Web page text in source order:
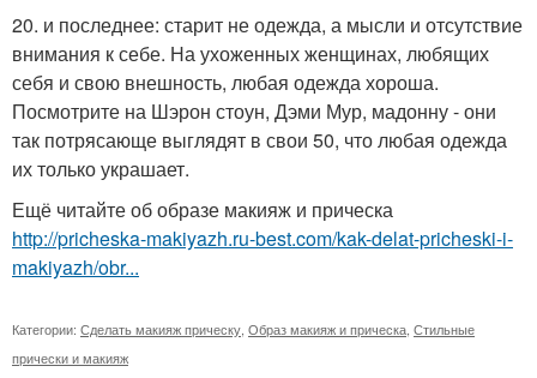
20. и последнее: старит не одежда, а мысли и отсутствие
внимания к себе. На ухоженных женщинах, любящих
себя и свою внешность, любая одежда хороша.
Посмотрите на Шэрон стоун, Дэми Мур, мадонну - они
так потрясающе выглядят в свои 50, что любая одежда
их только украшает.
Ещё читайте об образе макияж и прическа
http://pricheska-makiyazh.ru-best.com/kak-delat-pricheski-i-
makiyazh/obr...
Категории: Сделать макияж прическу, Образ макияж и прическа, Стильные
прически и макияж